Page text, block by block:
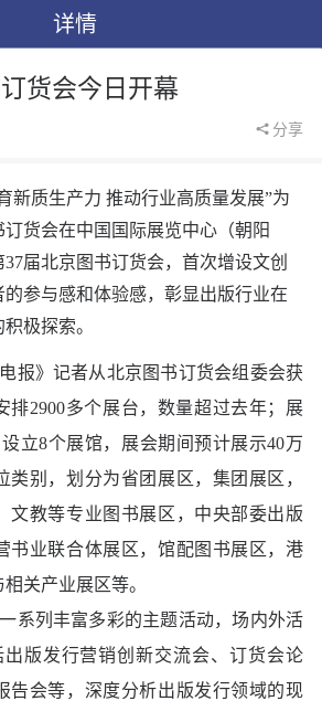
详情
货会今日开幕
分享
新质生产力 推动行业高质量发展”为
订货会在中国国际展览中心（朝阳
届北京图书订货会，首次增设文创
参与感和体验感，彰显出版行业在
极探索。
报》记者从北京图书订货会组委会获
排2900多个展台，数量超过去年；展
立8个展馆，展会期间预计展示40万
类别，划分为省团展区，集团展区，
文教等专业图书展区，中央部委出版
书业联合体展区，馆配图书展区，港
关产业展区等。
系列丰富多彩的主题活动，场内外活
出版发行营销创新交流会、订货会论
告会等，深度分析出版发行领域的现